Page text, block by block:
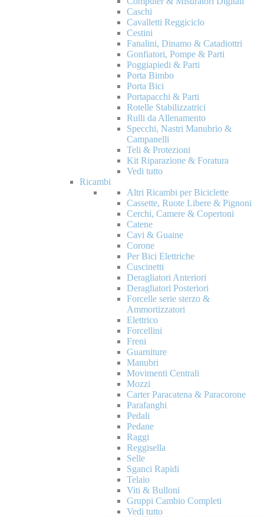
Caschi
Cavalletti Reggiciclo
Cestini
Fanalini, Dinamo & Catadiottri
Gonfiatori, Pompe & Parti
Poggiapiedi & Parti
Porta Bimbo
Porta Bici
Portapacchi & Parti
Rotelle Stabilizzatrici
Rulli da Allenamento
Specchi, Nastri Manubrio &
Campanelli
Teli & Protezioni
Kit Riparazione & Foratura
Vedi tutto
Ricambi
Altri Ricambi per Biciclette
Cassette, Ruote Libere & Pignoni
Cerchi, Camere & Copertoni
Catene
Cavi & Guaine
Corone
Per Bici Elettriche
Cuscinetti
Deragliatori Anteriori
Deragliatori Posteriori
Forcelle serie sterzo &
Ammortizzatori
Elettrico
Forcellini
Freni
Guarniture
Manubri
Movimenti Centrali
Mozzi
Carter Paracatena & Paracorone
Parafanghi
Pedali
Pedane
Raggi
Reggisella
Selle
Sganci Rapidi
Telaio
Viti & Bulloni
Gruppi Cambio Completi
Vedi tutto